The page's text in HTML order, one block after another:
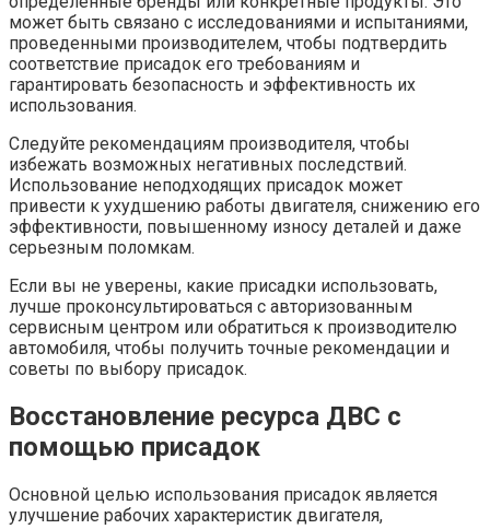
может быть связано с исследованиями и испытаниями,
проведенными производителем, чтобы подтвердить
соответствие присадок его требованиям и
гарантировать безопасность и эффективность их
использования.
Следуйте рекомендациям производителя, чтобы
избежать возможных негативных последствий.
Использование неподходящих присадок может
привести к ухудшению работы двигателя, снижению его
эффективности, повышенному износу деталей и даже
серьезным поломкам.
Если вы не уверены, какие присадки использовать,
лучше проконсультироваться с авторизованным
сервисным центром или обратиться к производителю
автомобиля, чтобы получить точные рекомендации и
советы по выбору присадок.
Восстановление ресурса ДВС с
помощью присадок
Основной целью использования присадок является
улучшение рабочих характеристик двигателя,